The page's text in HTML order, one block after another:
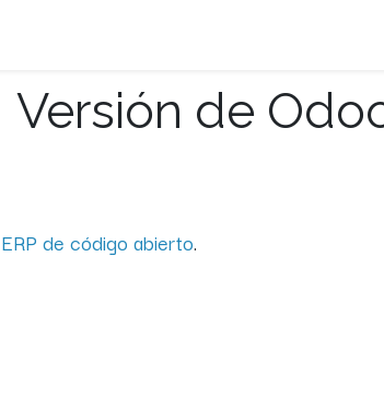
Versión de
ERP de código abierto.